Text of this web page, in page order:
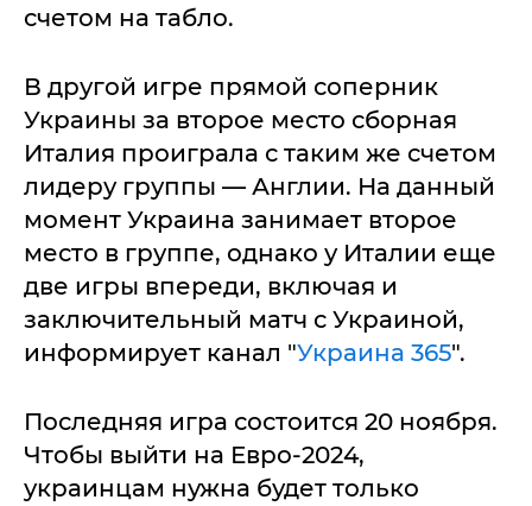
счетом на табло.
В другой игре прямой соперник
Украины за второе место сборная
Италия проиграла с таким же счетом
лидеру группы — Англии. На данный
момент Украина занимает второе
место в группе, однако у Италии еще
две игры впереди, включая и
заключительный матч с Украиной,
информирует канал "Украина 365".
Последняя игра состоится 20 ноября.
Чтобы выйти на Евро-2024,
украинцам нужна будет только